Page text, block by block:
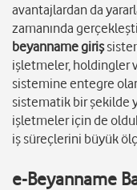
avantajlardan da
zamanında
beyanname giriş
işletmeler, holdingler
sistemine entegre
sistematik bir şekilde
işletmeler için de
iş süreçlerini büyük
e-Beyanname